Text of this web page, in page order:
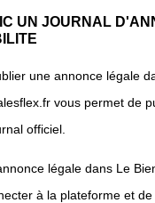
UN JOURNAL
une annonce légale
vous permet de
officiel.
légale dans Le
à la plateforme et de